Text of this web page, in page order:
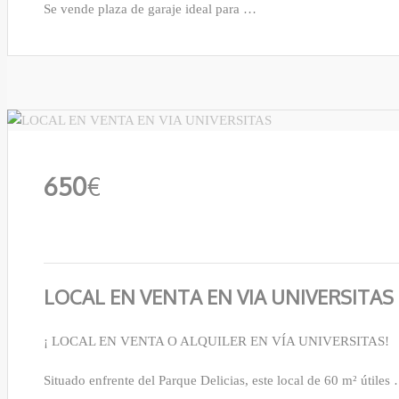
Se vende plaza de garaje ideal para …
650€
LOCAL EN VENTA EN VIA UNIVERSITAS
¡ LOCAL EN VENTA O ALQUILER EN VÍA UNIVERSITAS!
Situado enfrente del Parque Delicias, este local de 60 m² útiles